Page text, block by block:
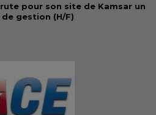
pour son site de Kamsar un
gestion (H/F)